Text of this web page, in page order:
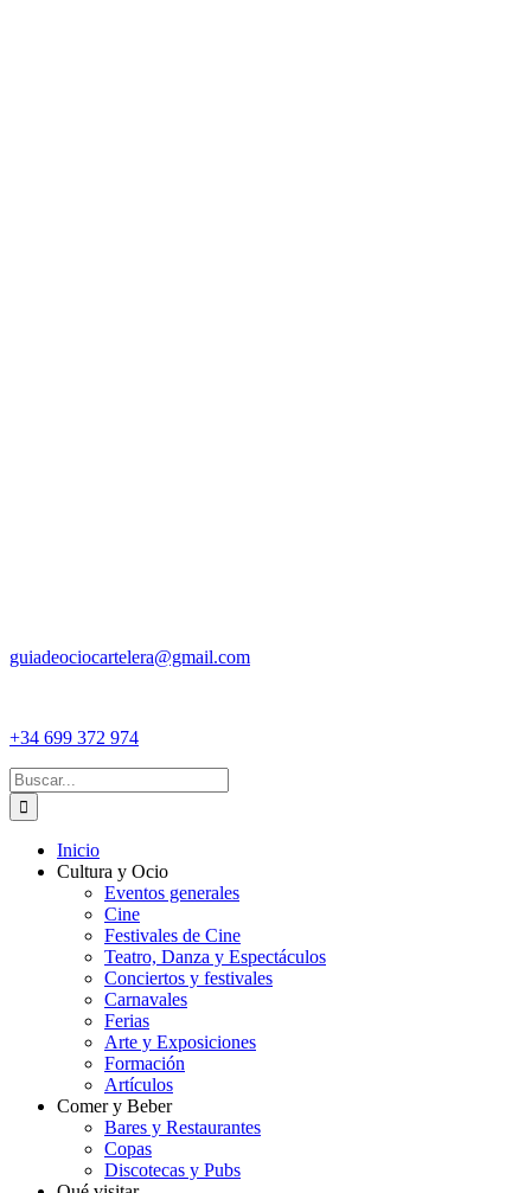
guiadeociocartelera@gmail.com
+34 699 372 974
Buscar:
Inicio
Cultura y Ocio
Eventos generales
Cine
Festivales de Cine
Teatro, Danza y Espectáculos
Conciertos y festivales
Carnavales
Ferias
Arte y Exposiciones
Formación
Artículos
Comer y Beber
Bares y Restaurantes
Copas
Discotecas y Pubs